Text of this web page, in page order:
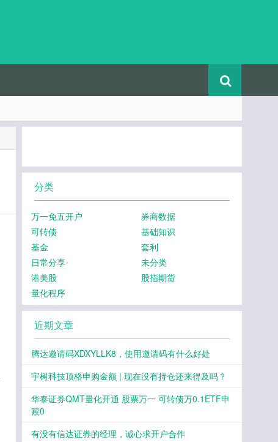
分类
万一免五开户
券商数据
可转债
基础知识
基金
套利
日常分享
未分类
港美股
股指期货
量化程序
近期文章
腾达邀请码XDXYLLK8，使用邀请码有什么好处
宇树科技顶格申购金额 | 现在没有持仓还来得及吗？
华泰证券QMT量化开通 股票万一 可转债万0.1ETF申
赎0
有没有信达证券的经理，诚心求开户合作